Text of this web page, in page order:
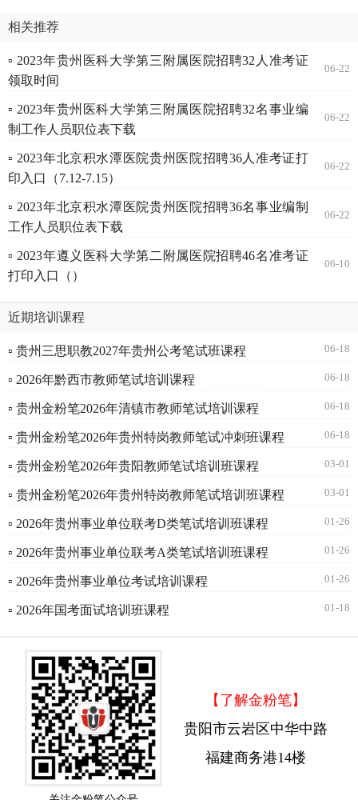
相关推荐
▫ 2023年贵州医科大学第三附属医院招聘32人准考证
领取时间
06-22
▫ 2023年贵州医科大学第三附属医院招聘32名事业编
制工作人员职位表下载
06-22
▫ 2023年北京积水潭医院贵州医院招聘36人准考证打
印入口（7.12-7.15）
06-22
▫ 2023年北京积水潭医院贵州医院招聘36名事业编制
工作人员职位表下载
06-22
▫ 2023年遵义医科大学第二附属医院招聘46名准考证
打印入口（）
06-10
近期培训课程
▫ 贵州三思职教2027年贵州公考笔试班课程 06-18
▫ 2026年黔西市教师笔试培训课程 06-18
▫ 贵州金粉笔2026年清镇市教师笔试培训课程 06-18
▫ 贵州金粉笔2026年贵州特岗教师笔试冲刺班课程 06-18
▫ 贵州金粉笔2026年贵阳教师笔试培训班课程 03-01
▫ 贵州金粉笔2026年贵州特岗教师笔试培训班课程 03-01
▫ 2026年贵州事业单位联考D类笔试培训班课程 01-26
▫ 2026年贵州事业单位联考A类笔试培训班课程 01-26
▫ 2026年贵州事业单位考试培训课程 01-26
▫ 2026年国考面试培训班课程 01-18
【了解金粉笔】
贵阳市云岩区中华中路
福建商务港14楼